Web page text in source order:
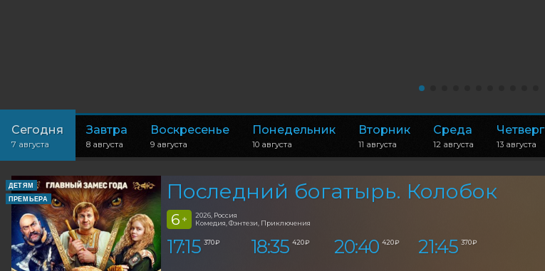
Сегодня
7 августа
Завтра
8 августа
Воскресенье
9 августа
Понедельник
10 августа
Вторник
11 августа
Среда
12 августа
Четверг
13 августа
ДЕТЯМ
ПРЕМЬЕРА
Последний богатырь. Колобок
6 +
2026, Россия
Комедия, Фэнтези, Приключения
17:15 370 ₽ 18:35 420 ₽ 20:40 420 ₽ 21:45 370 ₽